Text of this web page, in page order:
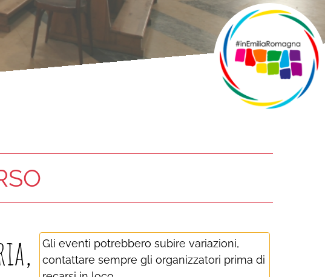
Gli eventi potrebbero subire variazioni,
contattare sempre gli organizzatori prima di